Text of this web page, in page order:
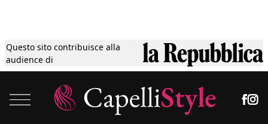
Questo sito contribuisce alla
audience di
Tagli
Colori